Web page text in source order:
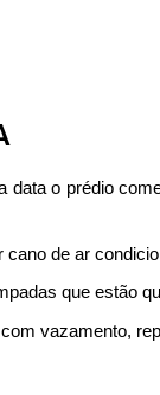
data o prédio
cano de ar
que estão
vazamento,